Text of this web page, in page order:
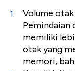
Volume
Pemindaian
memiliki
otak yang
memori,